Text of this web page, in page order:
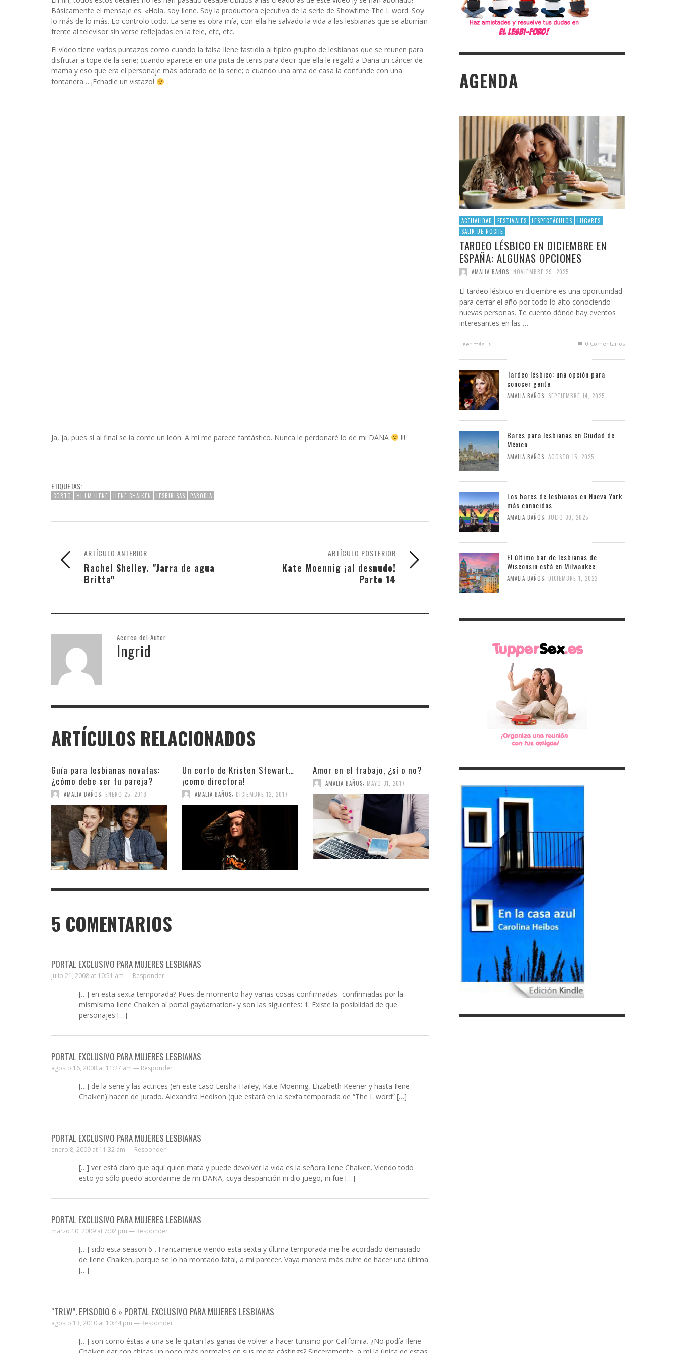
INFIELES
Básicamente el mensaje es: «Hola, soy Ilene. Soy la productora ejecutiva de la serie de Showtime The L word. Soy
lo más de lo más. Lo controlo todo. La serie es obra mía, con ella he salvado la vida a las lesbianas que se aburrían
frente al televisor sin verse reflejadas en la tele, etc, etc.
El vídeo tiene varios puntazos como cuando la falsa Ilene fastidia al típico grupito de lesbianas que se reunen para
disfrutar a tope de la serie; cuando aparece en una pista de tenis para decir que ella le regaló a Dana un cáncer de
mama y eso que era el personaje más adorado de la serie; o cuando una ama de casa la confunde con una
fontanera… ¡Echadle un vistazo!
Ja, ja, pues sí al final se la come un león. A mí me parece fantástico. Nunca le perdonaré lo de mi DANA !!!
ETIQUETAS:
CORTO HI I'M ILENE ILENE CHAIKEN LESBIRISAS PARODIA
ARTÍCULO POSTERIOR
Kate Moennig ¡al desnudo!
Parte 14
ARTÍCULO ANTERIOR
Rachel Shelley. "Jarra de agua
Britta"
Acerca del Autor
Ingrid
ARTÍCULOS RELACIONADOS
Guía para lesbianas novatas:
¿cómo debe ser tu pareja?
AMALIA BAÑOS ENERO 25, 2018
Un corto de Kristen Stewart…
¡como directora!
AMALIA BAÑOS DICIEMBRE 12, 2017
Amor en el trabajo, ¿sí o no?
AMALIA BAÑOS MAYO 31, 2017
5 COMENTARIOS
PORTAL EXCLUSIVO PARA MUJERES LESBIANAS
julio 21, 2008 at 10:51 am — Responder
[…] en esta sexta temporada? Pues de momento hay varias cosas confirmadas -confirmadas por la
mismísima Ilene Chaiken al portal gaydarnation- y son las siguientes: 1: Existe la posiblidad de que
personajes […]
PORTAL EXCLUSIVO PARA MUJERES LESBIANAS
agosto 16, 2008 at 11:27 am — Responder
[…] de la serie y las actrices (en este caso Leisha Hailey, Kate Moennig, Elizabeth Keener y hasta Ilene
Chaiken) hacen de jurado. Alexandra Hedison (que estará en la sexta temporada de “The L word” […]
PORTAL EXCLUSIVO PARA MUJERES LESBIANAS
enero 8, 2009 at 11:32 am — Responder
[…] ver está claro que aquí quien mata y puede devolver la vida es la señora Ilene Chaiken. Viendo todo
esto yo sólo puedo acordarme de mi DANA, cuya desparición ni dio juego, ni fue […]
PORTAL EXCLUSIVO PARA MUJERES LESBIANAS
marzo 10, 2009 at 7:02 pm — Responder
[…] sido esta season 6-. Francamente viendo esta sexta y última temporada me he acordado demasiado
de Ilene Chaiken, porque se lo ha montado fatal, a mi parecer. Vaya manera más cutre de hacer una última
[…]
“TRLW”. EPISODIO 6 » PORTAL EXCLUSIVO PARA MUJERES LESBIANAS
agosto 13, 2010 at 10:44 pm — Responder
[…] son como éstas a una se le quitan las ganas de volver a hacer turismo por California. ¿No podía Ilene
AGENDA
ACTUALIDAD FESTIVALES LESPECTÁCULOS
LUGARES
SALIR DE NOCHE
TARDEO LÉSBICO EN DICIEMBRE EN
ESPAÑA: ALGUNAS OPCIONES
AMALIA BAÑOS, NOVIEMBRE 29, 2025
El tardeo lésbico en diciembre es una oportunidad
para cerrar el año por todo lo alto conociendo
nuevas personas. Te cuento dónde hay eventos
interesantes en las …
Leer más 0 Comentarios
Tardeo lésbico: una opción para
conocer gente
AMALIA BAÑOS SEPTIEMBRE 14, 2025
Bares para lesbianas en Ciudad de
México
AMALIA BAÑOS AGOSTO 15, 2025
Los bares de lesbianas en Nueva York
más conocidos
AMALIA BAÑOS JULIO 30, 2025
El último bar de lesbianas de
Wisconsin está en Milwaukee
AMALIA BAÑOS DICIEMBRE 1, 2022